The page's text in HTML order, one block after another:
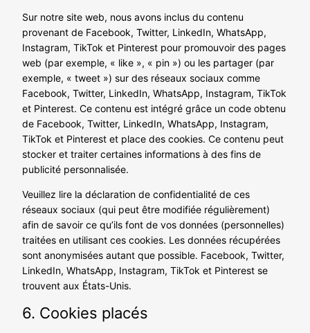
Sur notre site web, nous avons inclus du contenu
provenant de Facebook, Twitter, LinkedIn, WhatsApp,
Instagram, TikTok et Pinterest pour promouvoir des pages
web (par exemple, « like », « pin ») ou les partager (par
exemple, « tweet ») sur des réseaux sociaux comme
Facebook, Twitter, LinkedIn, WhatsApp, Instagram, TikTok
et Pinterest. Ce contenu est intégré grâce un code obtenu
de Facebook, Twitter, LinkedIn, WhatsApp, Instagram,
TikTok et Pinterest et place des cookies. Ce contenu peut
stocker et traiter certaines informations à des fins de
publicité personnalisée.
Veuillez lire la déclaration de confidentialité de ces
réseaux sociaux (qui peut être modifiée régulièrement)
afin de savoir ce qu’ils font de vos données (personnelles)
traitées en utilisant ces cookies. Les données récupérées
sont anonymisées autant que possible. Facebook, Twitter,
LinkedIn, WhatsApp, Instagram, TikTok et Pinterest se
trouvent aux États-Unis.
6. Cookies placés